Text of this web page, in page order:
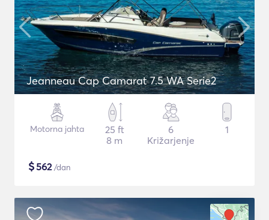
Jeanneau Cap Camarat 7.5 WA Serie2
Motorna jahta
25 ft
8 m
6
Križarjenje
1
$562/dan